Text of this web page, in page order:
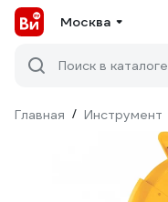
Москва
Поиск в каталоге
Главная / Инструмент